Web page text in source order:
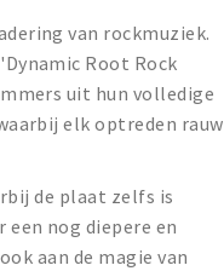
van rockmuziek.
Root Rock
uit hun volledige
elk optreden rauw
de plaat zelfs is
nog diepere en
aan de magie van